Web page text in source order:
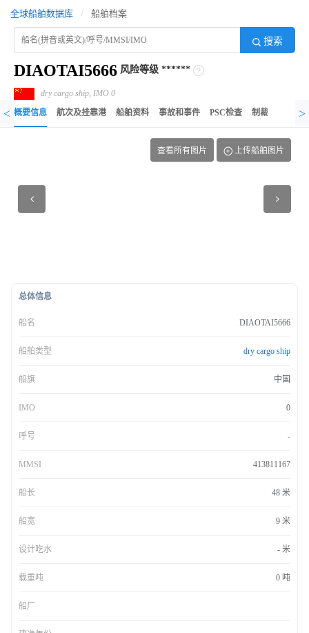
全球船舶数据库 / 船舶档案
搜索
DIAOTAI5666 风险等级 ******
dry cargo ship, IMO 0
< 概要信息 航次及挂靠港 船舶资料 事故和事件 PSC检查 制裁记录 异
>
总体信息
船名 DIAOTAI5666
船舶类型 dry cargo ship
船旗 中国
IMO 0
呼号 -
MMSI 413811167
船长 48 米
船宽 9 米
设计吃水 - 米
载重吨 0 吨
船厂
查看所有图片 上传船舶图片